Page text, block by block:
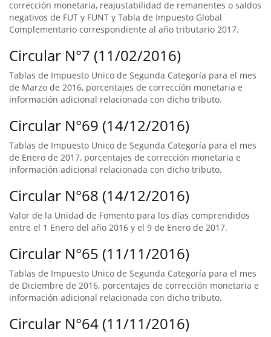
corrección monetaria, reajustabilidad de remanentes o saldos
negativos de FUT y FUNT y Tabla de Impuesto Global
Complementario correspondiente al año tributario 2017.
Circular N°7 (11/02/2016)
Tablas de Impuesto Unico de Segunda Categoría para el mes
de Marzo de 2016, porcentajes de corrección monetaria e
información adicional relacionada con dicho tributo.
Circular N°69 (14/12/2016)
Tablas de Impuesto Unico de Segunda Categoría para el mes
de Enero de 2017, porcentajes de corrección monetaria e
información adicional relacionada con dicho tributo.
Circular N°68 (14/12/2016)
Valor de la Unidad de Fomento para los días comprendidos
entre el 1 Enero del año 2016 y el 9 de Enero de 2017.
Circular N°65 (11/11/2016)
Tablas de Impuesto Unico de Segunda Categoría para el mes
de Diciembre de 2016, porcentajes de corrección monetaria e
información adicional relacionada con dicho tributo.
Circular N°64 (11/11/2016)